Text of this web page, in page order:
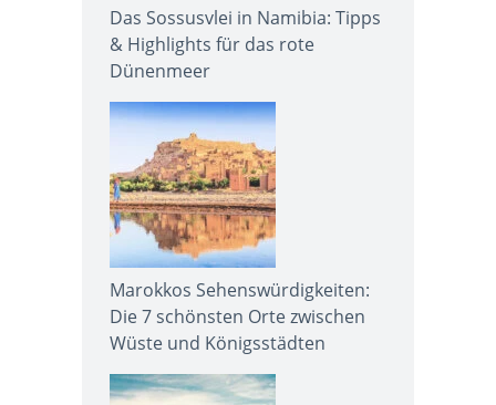
Das Sossusvlei in Namibia: Tipps
& Highlights für das rote
Dünenmeer
Marokkos Sehenswürdigkeiten:
Die 7 schönsten Orte zwischen
Wüste und Königsstädten